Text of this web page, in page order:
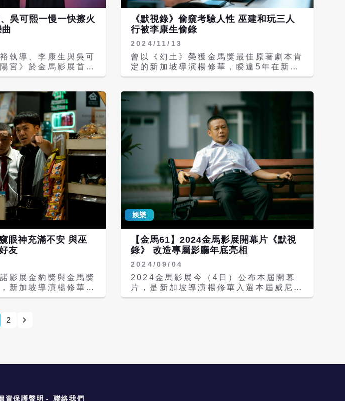
街舞》第一季亞軍。
團體的Tony
放浪兄弟」EXILE核
、葉乃文（牛
HotDog熱狗、金
大淵、Kenzy小春與
文化的「惡
，希望推廣民眾對街
跨年」活動，臉書上有近1.6萬人響應，
最終百人來到公園一起哭泣聊天、歡笑飲
酒、歌唱跳舞，也有人自拍哭臉照，釋放
壓力。今年適逢《愛情萬歲》上映30週
年，「到安森哭泣」活動不僅續辦而且規
模更大，比去年多出一倍約有3.3萬人在
臉書按下參加鍵。主角楊貴媚也在臉書預
告會加入「哭哭」行列，連國影中心都主
導演蔡明亮、演員李康生也會出席。 這
活動還紅到國外，連CNN都專文報導，
探討此一現象。CNN訪問參與現場活動
的觀眾，他們表示在這個場域可以盡情作
自己，想哭泣就哭泣，不會有人指指點
點，就跟樹洞效應一樣，一些心事跟陌生
人傾吐反而更沒有壓力，有人因為朋友離
世難過、有人因為生活壓力，都能在這裡
得到解放與安慰。 另一個背後含意則
是，在新年夜這樣家人朋友相聚的節日
裡，對那些感到沮喪或孤獨的人來說特別
難熬，尤其是在社群媒體普及的時代，看
到別人PO出一張張歡樂慶祝的照片，更
己的心情無人能體會，尤其長期使用社群
媒體更會加深嫉妒與比較的情緒，而這個
活動增加了節慶日的多元性，在歡樂的日
子裡難過是可以的，也不代表這樣就是異
類，有人跟你一樣。
吳可熙一慢一快擦火
曲
執導、李康生與吳可
宮》於金馬影展首
在片中飾演在紐約法
慢的李康生，坦言一
我想像中的角色不一
哥有甜蜜可愛男孩的
的幽默感，所以我在
有青春戀愛的感
吳可熙）語速太快跟
，反而可以蹦出不一
是「本色出演」，李
可是我沒有那麼
紐約，電影從她個人
合父母在異地生活與
歷程。吳可熙表示，
國準備，用角色心態
人滿身是血出現在地
安來揣摩角色在異鄉
笑說已經吃了火鍋，
之前在紐約喝過珍珠
該更美味。
《默視錄》偷窺考驗人性 巫建和玩三人
行被李康生偷錄
2024/11/13
曾以《幻土》榮獲金馬獎最佳原著劇本肯
定的新加坡導演楊修華，睽違5年在新作
《默視錄》中再度自編自導，議題聚焦現
呈現赤裸的人性面。其中曾入選台北電影
節「非常新人」、以短片《伏魔殿》備受
矚目的新生代演員林幻夢露，在《默視
錄》中飾演愛女失蹤的年輕媽媽，和巫建
和、李康生都有關鍵對手戲。片中飾演夫
妻的巫建和與林幻夢露，有一場在家中被
監看的親熱床戲，導演楊修華刻意將攝影
機架在社區大樓的對面，在遠處用真實偷
窺角度拍攝兩人纏綿鏡頭，挑戰人性的窺
視慾望。 相較於親密床戲，林幻夢露坦
承她最緊張的是另一場在巫建和面前情緒
崩潰的衝突戲，因為擔心肢體接觸過程中
會受傷，她反覆花了許多時間排練與協
調。近來在各大戲劇中有多元情慾流動表
現的巫建和，在《默視錄》中更是再次突
破自我尺度，不僅和飾演夫妻的林幻夢露
有偷窺鏡頭下的親熱床戲，還挑戰在商場
員工休息室與情侶大玩「3P」的激情戲
碼，幾近全裸的巫建和遭男女「前後夾
攻」，意外撞見這一切的李康生，則躲在
暗處拿攝影機錄下全程。導演楊修華將各
錄》入圍本屆金馬獎最佳男配角的影帝李
眼神充滿不安 與巫
友
影展金豹獎與金馬獎
新加坡導演楊修華自
》(Stranger
幻夢露等實力派演
影展主競賽單元世界
到一個老人，兩人交
娛樂
【金馬61】2024金馬影展開幕片《默視
錄》 改造專屬影廳年底亮相
2024/09/04
2024金馬影展今（4日）公布本屆開幕
片，是新加坡導演楊修華入選本屆威尼斯
影展主競賽的新作《默視錄》
2
資保護聲明 聯絡我們